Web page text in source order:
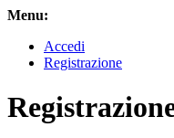
Menu:
Accedi
Registrazione